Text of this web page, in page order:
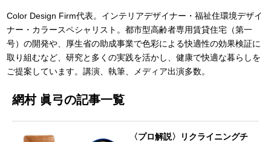
Color Design Firm代表。インテリアデザイナー・福祉住環境デザイ
ナー・カラースペシャリスト。都市型高齢者専用賃貸住宅（第一
号）の開発や、厚生省の助成事業で色彩による快適性の効果検証に
取り組むなど、研究と多くの実践を活かし、健康で快適な暮らしを
ご提案しています。講演、執筆、メディア出演多数。
網村 眞弓の記事一覧
〈プロ解説〉リクライニングチ